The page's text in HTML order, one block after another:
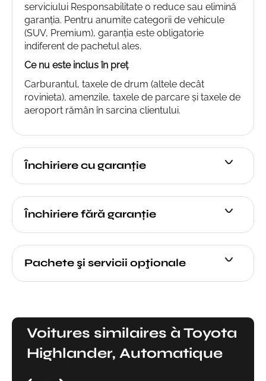
serviciului Responsabilitate 0 reduce sau elimină
garanția. Pentru anumite categorii de vehicule
(SUV, Premium), garanția este obligatorie
indiferent de pachetul ales.
Ce nu este inclus în preț
Carburantul, taxele de drum (altele decât
rovinieta), amenzile, taxele de parcare și taxele de
aeroport rămân în sarcina clientului.
Închiriere cu garanție
Închiriere fără garanție
Pachete şi servicii opţionale
Voitures similaires à Toyota
Highlander, Automatique